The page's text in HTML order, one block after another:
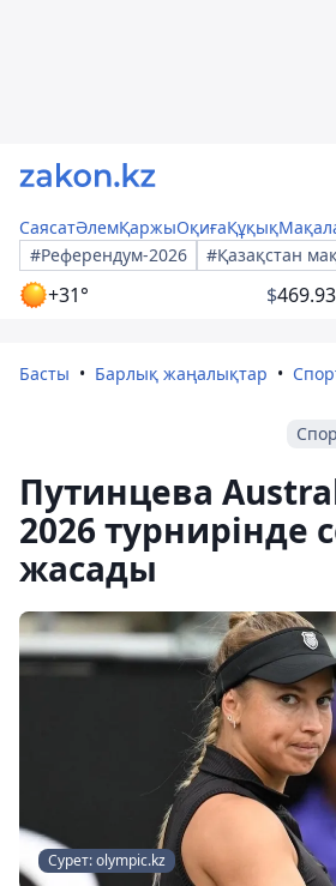
СаясатӘлемҚаржыОқиғаҚұқық
#Референдум-2026
#Қазақстан
+31° $469.93
Басты Барлық жаңалықтар
Путинцева
2026 турнирінде
жасады
Сурет: olympic.kz